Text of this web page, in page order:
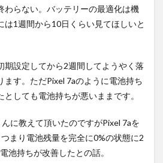
わらない。バッテリーの最適化は機
は1週間から10日くらい見てほしいと
期設定してから2週間してようやく落
ます。ただPixel 7aのように電池持ち
しても電池持ちが悪いままです。
に教えて頂いたのですがPixel 7aを
まり電池残量を完全に0%の状態に2
池持ちが改善したとの話。